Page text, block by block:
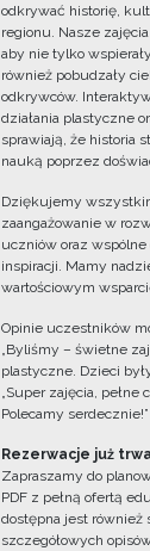
odkrywać historię,
regionu. Nasze
aby nie tylko
również pobudzały
odkrywców.
działania plastyczne
sprawiają, że historia
nauką poprzez
Dziękujemy
zaangażowanie w
uczniów oraz
inspiracji. Mamy
wartościowym
Opinie uczestników
„Byliśmy – świetne
plastyczne. Dzieci
„Super zajęcia,
Polecamy serdecznie!”
Rezerwacje już
Zapraszamy do
PDF z pełną ofertą
dostępna jest również
szczegółowych